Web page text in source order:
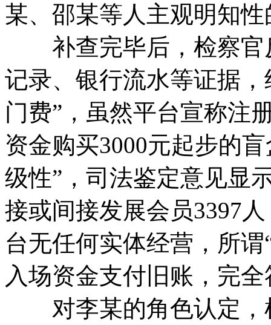
某、邵某等人主观明知
补查完毕后，检察官
记录、银行流水等证据
门费”，虽然平台宣称注
资金购买3000元起步的
级性”，司法鉴定意见显
接或间接发展会员3397
台无任何实体经营，所
入场资金支付旧账，完
对李某的角色认定，